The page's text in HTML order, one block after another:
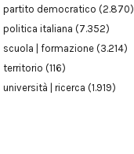
partito democratico (2.870)
politica italiana (7.352)
scuola | formazione (3.214)
territorio (116)
università | ricerca (1.919)